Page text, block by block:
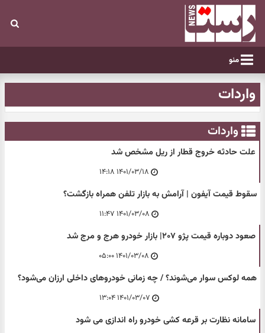
منو
واردات
واردات
علت حادثه خروج قطار از ریل مشخص شد
۱۴۰۱/۰۳/۱۸ ۱۴:۱۸
سقوط قیمت آیفون | آرامش به بازار تلفن همراه بازگشت؟
۱۴۰۱/۰۳/۰۸ ۱۱:۴۷
صعود دوباره قیمت پژو ۲۰۷| بازار خودرو هرج و مرج شد
۱۴۰۱/۰۳/۰۸ ۰۵:۰۰
همه لوکس سوار می‌شوند؟ / چه زمانی خودرو‌های داخلی ارزان می‌شود؟
۱۴۰۱/۰۳/۰۷ ۱۳:۰۴
سامانه نظارت بر قرعه کشی خودرو راه اندازی می شود